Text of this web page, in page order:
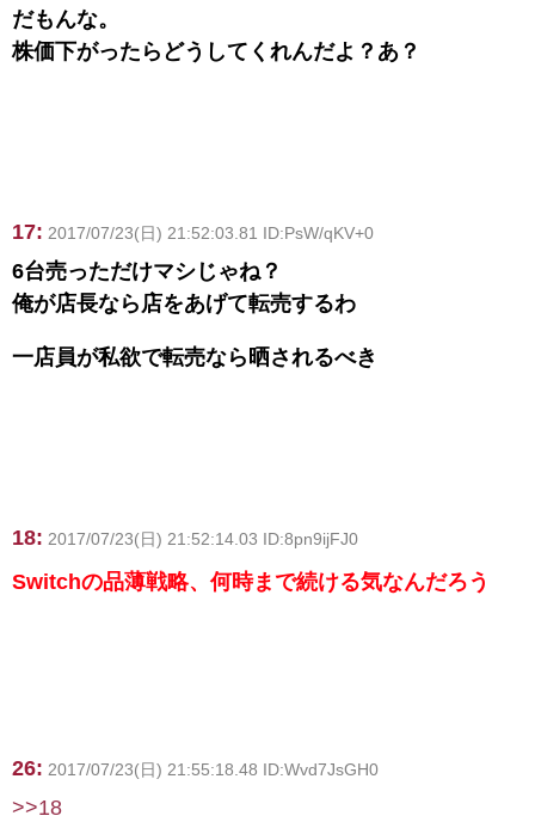
だもんな。
株価下がったらどうしてくれんだよ？あ？
17: 2017/07/23(日) 21:52:03.81 ID:PsW/qKV+0
6台売っただけマシじゃね？
俺が店長なら店をあげて転売するわ
一店員が私欲で転売なら晒されるべき
18: 2017/07/23(日) 21:52:14.03 ID:8pn9ijFJ0
Switchの品薄戦略、何時まで続ける気なんだろう
26: 2017/07/23(日) 21:55:18.48 ID:Wvd7JsGH0
>>18